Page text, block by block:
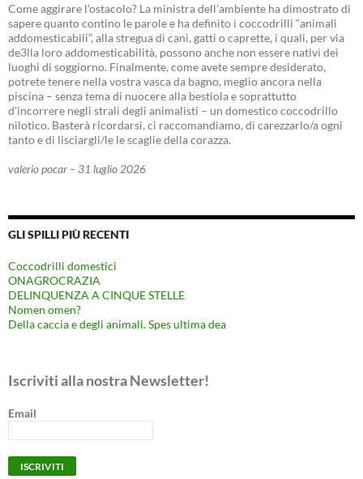
Come aggirare l’ostacolo? La ministra dell’ambiente ha dimostrato di
sapere quanto contino le parole e ha definito i coccodrilli “animali
addomesticabili”, alla stregua di cani, gatti o caprette, i quali, per via
de3lla loro addomesticabilità, possono anche non essere nativi dei
luoghi di soggiorno. Finalmente, come avete sempre desiderato,
potrete tenere nella vostra vasca da bagno, meglio ancora nella
piscina – senza tema di nuocere alla bestiola e soprattutto
d’incorrere negli strali degli animalisti – un domestico coccodrillo
nilotico. Basterà ricordarsi, ci raccomandiamo, di carezzarlo/a ogni
tanto e di lisciargli/le le scaglie della corazza.
valerio pocar – 31 luglio 2026
GLI SPILLI PIÙ RECENTI
Coccodrilli domestici
ONAGROCRAZIA
DELINQUENZA A CINQUE STELLE
Nomen omen?
Della caccia e degli animali. Spes ultima dea
Iscriviti alla nostra Newsletter!
Email